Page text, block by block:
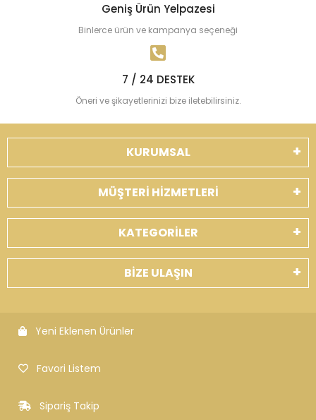
Geniş Ürün Yelpazesi
Binlerce ürün ve kampanya seçeneği
7 / 24 DESTEK
Öneri ve şikayetlerinizi bize iletebilirsiniz.
KURUMSAL
MÜŞTERİ HİZMETLERİ
KATEGORİLER
BİZE ULAŞIN
Yeni Eklenen Ürünler
Favori Listem
Sipariş Takip